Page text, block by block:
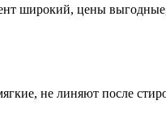
широкий, цены
не линяют после